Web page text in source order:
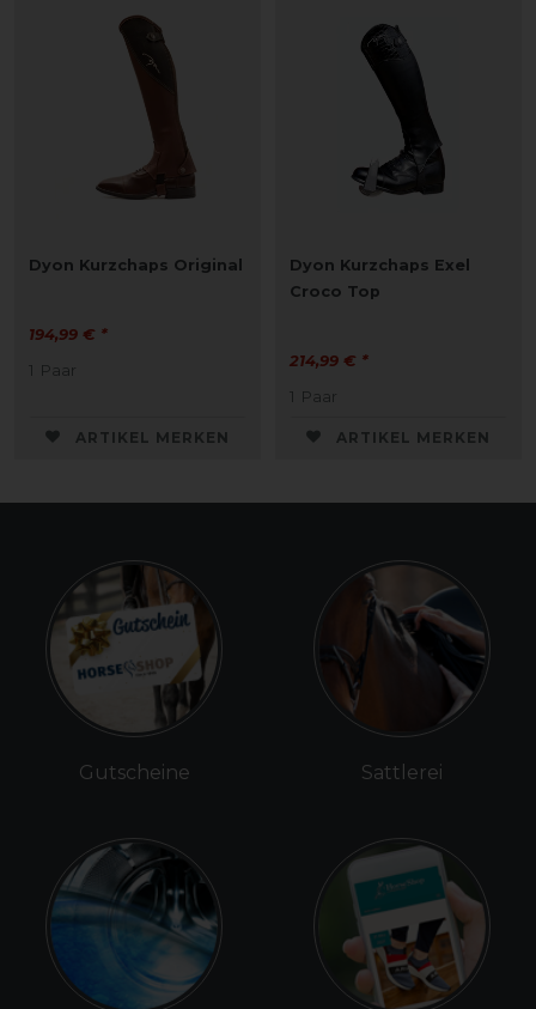
Dyon Kurzchaps Original
194,99 € *
1 Paar
ARTIKEL MERKEN
Dyon Kurzchaps Exel
Croco Top
214,99 € *
1 Paar
ARTIKEL MERKEN
Gutscheine Sattlerei